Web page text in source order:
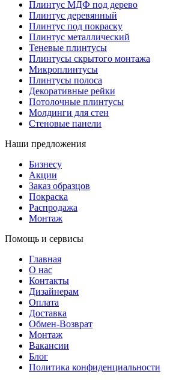
Плинтус МДФ под дерево
Плинтус деревянный
Плинтус под покраску
Плинтус металлический
Теневые плинтусы
Плинтусы скрытого монтажа
Микроплинтусы
Плинтусы полоса
Декоративные рейки
Потолочные плинтусы
Молдинги для стен
Стеновые панели
Наши предложения
Бизнесу
Акции
Заказ образцов
Покраска
Распродажа
Монтаж
Помощь и сервисы
Главная
О нас
Контакты
Дизайнерам
Оплата
Доставка
Обмен-Возврат
Монтаж
Вакансии
Блог
Политика конфиденциальности